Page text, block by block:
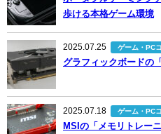
歩ける本格ゲーム環境
2025.07.25 ゲーム・PC
グラフィックボードの
2025.07.18 ゲーム・PC
MSIの「メモリトレー